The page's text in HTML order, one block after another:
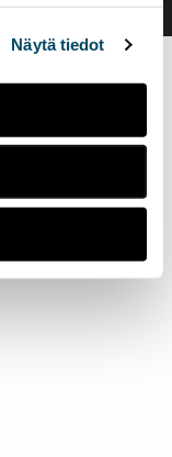
Näytä tiedot